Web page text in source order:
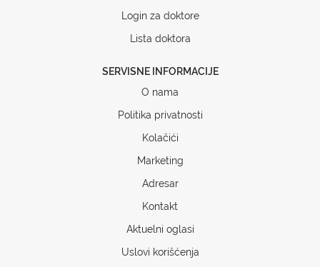
Login za doktore
Lista doktora
SERVISNE INFORMACIJE
O nama
Politika privatnosti
Kolačići
Marketing
Adresar
Kontakt
Aktuelni oglasi
Uslovi korišćenja